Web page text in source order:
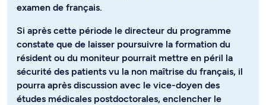
examen de français.
Si après cette période le directeur du programme
constate que de laisser poursuivre la formation du
résident ou du moniteur pourrait mettre en péril la
sécurité des patients vu la non maîtrise du français, il
pourra après discussion avec le vice-doyen des
études médicales postdoctorales, enclencher le